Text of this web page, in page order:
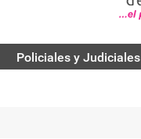
Policiales y Judiciales